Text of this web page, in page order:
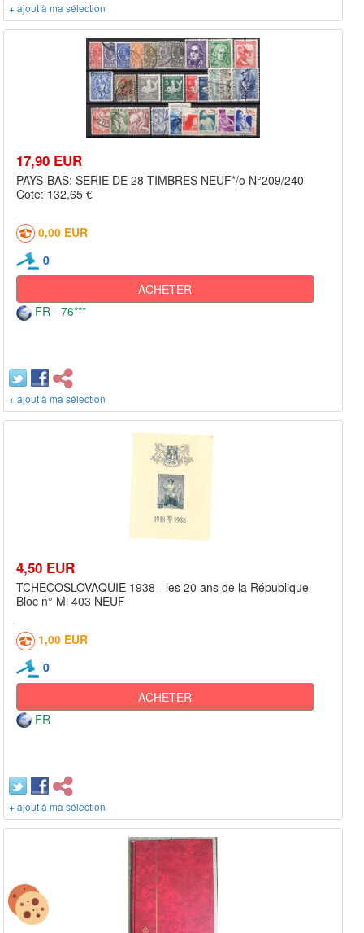
+ ajout à ma sélection
17,90 EUR
PAYS-BAS: SERIE DE 28 TIMBRES NEUF*/o N°209/240
Cote: 132,65 €
0,00 EUR
0
ACHETER
FR - 76***
+ ajout à ma sélection
4,50 EUR
TCHECOSLOVAQUIE 1938 - les 20 ans de la République
Bloc n° Mi 403 NEUF
1,00 EUR
0
ACHETER
FR
+ ajout à ma sélection